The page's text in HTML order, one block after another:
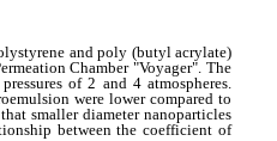
and poly (butyl acrylate)
Chamber "Voyager". The
of 2 and 4 atmospheres.
were lower compared to
smaller diameter nanoparticles
between the coefficient of